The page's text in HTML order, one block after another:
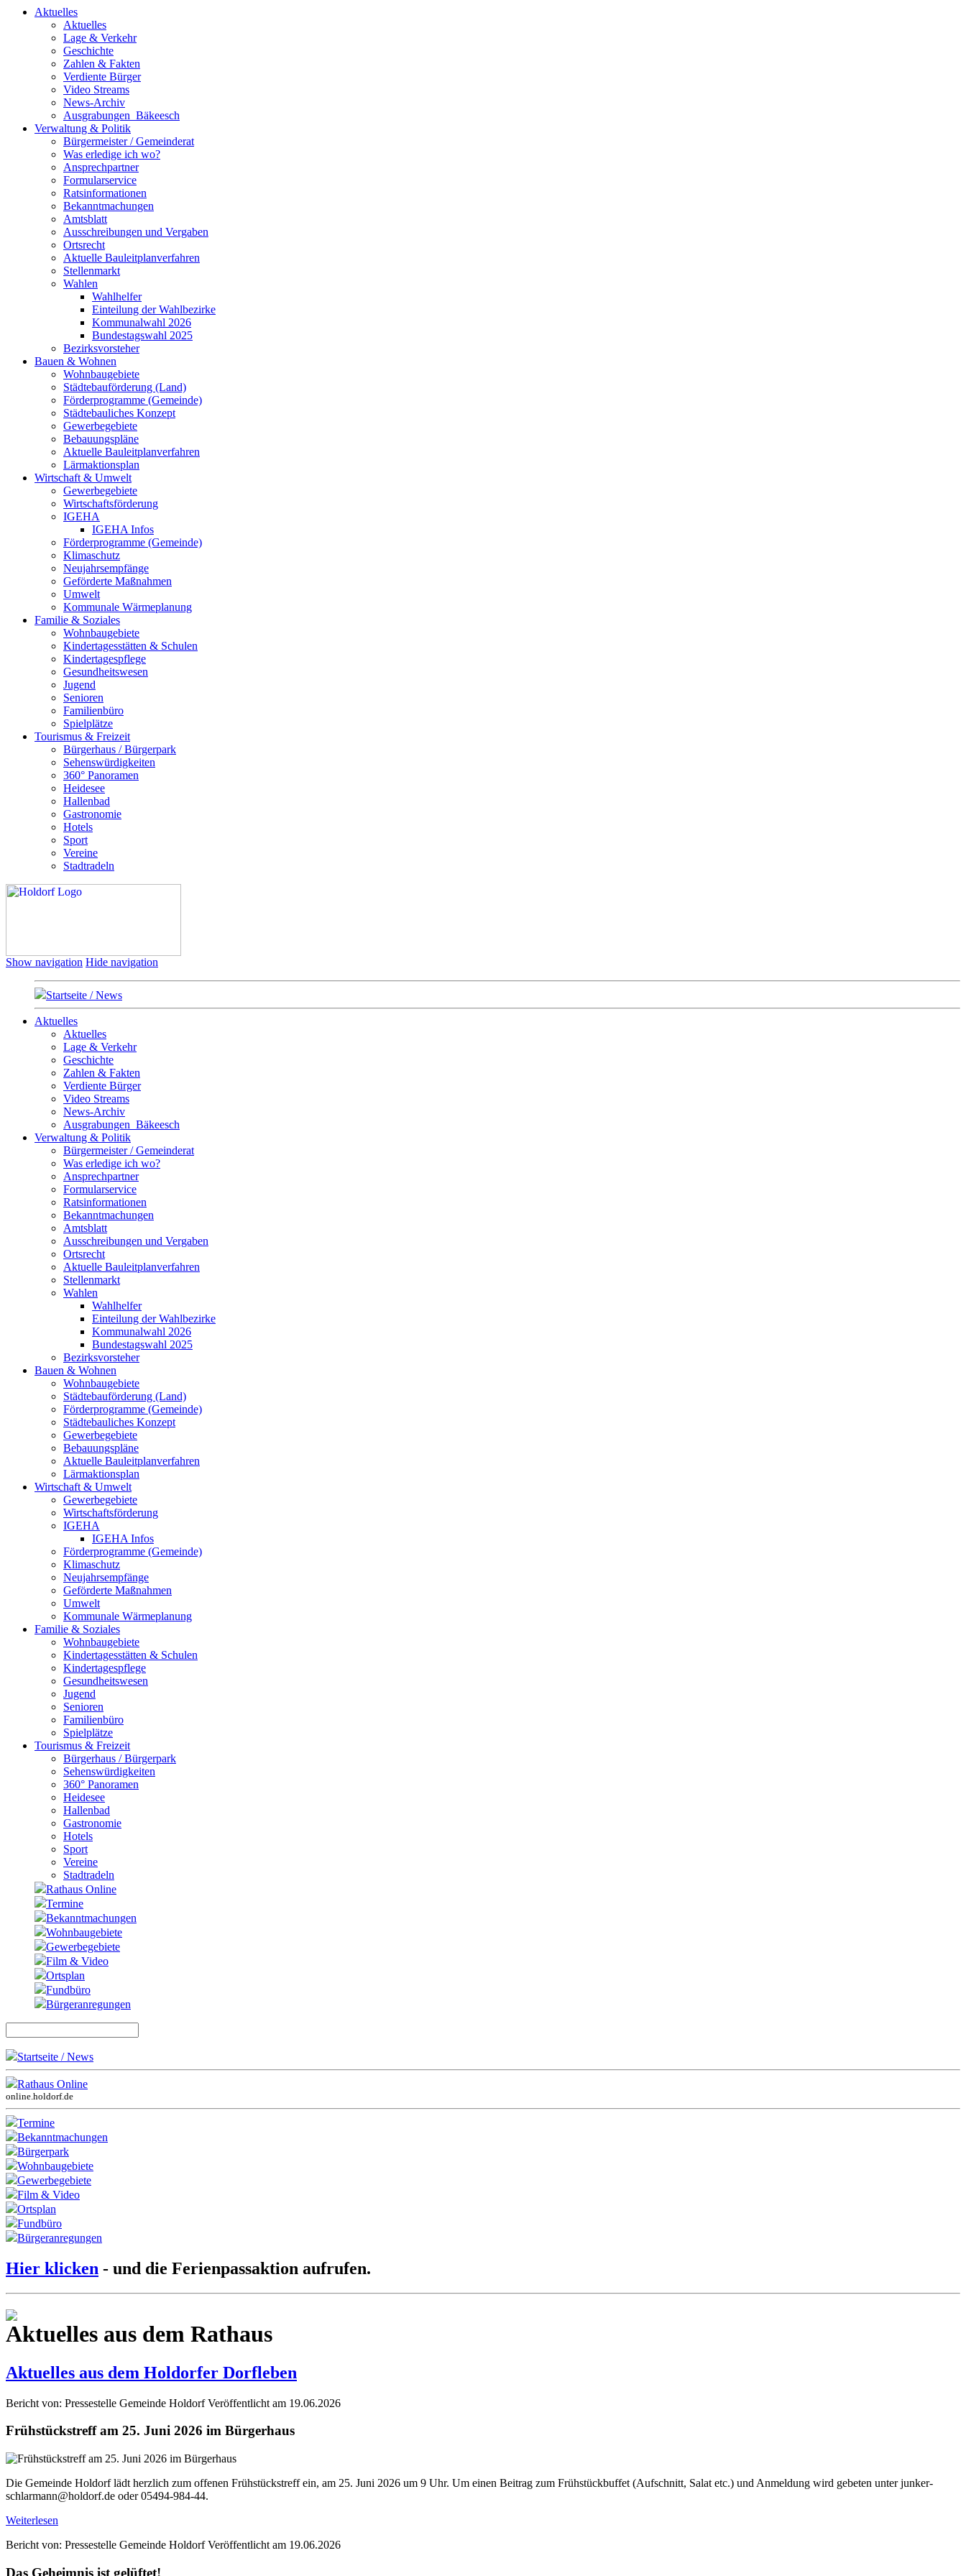
Aktuelles
Aktuelles
Lage & Verkehr
Geschichte
Zahlen & Fakten
Verdiente Bürger
Video Streams
News-Archiv
Ausgrabungen_Bäkeesch
Verwaltung & Politik
Bürgermeister / Gemeinderat
Was erledige ich wo?
Ansprechpartner
Formularservice
Ratsinformationen
Bekanntmachungen
Amtsblatt
Ausschreibungen und Vergaben
Ortsrecht
Aktuelle Bauleitplanverfahren
Stellenmarkt
Wahlen
Wahlhelfer
Einteilung der Wahlbezirke
Kommunalwahl 2026
Bundestagswahl 2025
Bezirksvorsteher
Bauen & Wohnen
Wohnbaugebiete
Städtebauförderung (Land)
Förderprogramme (Gemeinde)
Städtebauliches Konzept
Gewerbegebiete
Bebauungspläne
Aktuelle Bauleitplanverfahren
Lärmaktionsplan
Wirtschaft & Umwelt
Gewerbegebiete
Wirtschaftsförderung
IGEHA
IGEHA Infos
Förderprogramme (Gemeinde)
Klimaschutz
Neujahrsempfänge
Geförderte Maßnahmen
Umwelt
Kommunale Wärmeplanung
Familie & Soziales
Wohnbaugebiete
Kindertagesstätten & Schulen
Kindertagespflege
Gesundheitswesen
Jugend
Senioren
Familienbüro
Spielplätze
Tourismus & Freizeit
Bürgerhaus / Bürgerpark
Sehenswürdigkeiten
360° Panoramen
Heidesee
Hallenbad
Gastronomie
Hotels
Sport
Vereine
Stadtradeln
Show navigation Hide navigation
Startseite / News
Aktuelles
Aktuelles
Lage & Verkehr
Geschichte
Zahlen & Fakten
Verdiente Bürger
Video Streams
News-Archiv
Ausgrabungen_Bäkeesch
Verwaltung & Politik
Bürgermeister / Gemeinderat
Was erledige ich wo?
Ansprechpartner
Formularservice
Ratsinformationen
Bekanntmachungen
Amtsblatt
Ausschreibungen und Vergaben
Ortsrecht
Aktuelle Bauleitplanverfahren
Stellenmarkt
Wahlen
Wahlhelfer
Einteilung der Wahlbezirke
Kommunalwahl 2026
Bundestagswahl 2025
Bezirksvorsteher
Bauen & Wohnen
Wohnbaugebiete
Städtebauförderung (Land)
Förderprogramme (Gemeinde)
Städtebauliches Konzept
Gewerbegebiete
Bebauungspläne
Aktuelle Bauleitplanverfahren
Lärmaktionsplan
Wirtschaft & Umwelt
Gewerbegebiete
Wirtschaftsförderung
IGEHA
IGEHA Infos
Förderprogramme (Gemeinde)
Klimaschutz
Neujahrsempfänge
Geförderte Maßnahmen
Umwelt
Kommunale Wärmeplanung
Familie & Soziales
Wohnbaugebiete
Kindertagesstätten & Schulen
Kindertagespflege
Gesundheitswesen
Jugend
Senioren
Familienbüro
Spielplätze
Tourismus & Freizeit
Bürgerhaus / Bürgerpark
Sehenswürdigkeiten
360° Panoramen
Heidesee
Hallenbad
Gastronomie
Hotels
Sport
Vereine
Stadtradeln
Rathaus Online
Termine
Bekanntmachungen
Wohnbaugebiete
Gewerbegebiete
Film & Video
Ortsplan
Fundbüro
Bürgeranregungen
Startseite / News
Rathaus Online
online.holdorf.de
Termine
Bekanntmachungen
Bürgerpark
Wohnbaugebiete
Gewerbegebiete
Film & Video
Ortsplan
Fundbüro
Bürgeranregungen
Hier klicken - und die Ferienpassaktion aufrufen.
Aktuelles aus dem Rathaus
Aktuelles aus dem Holdorfer Dorfleben
Bericht von: Pressestelle Gemeinde Holdorf Veröffentlicht am 19.06.2026
Frühstückstreff am 25. Juni 2026 im Bürgerhaus
Die Gemeinde Holdorf lädt herzlich zum offenen Frühstückstreff ein, am 25. Juni 2026 um 9 Uhr. Um einen Beitrag zum Frühstückbuffet (Aufschnitt, Salat etc.) und Anmeldung wird gebeten unter junker-
schlarmann@holdorf.de oder 05494-984-44.
Weiterlesen
Bericht von: Pressestelle Gemeinde Holdorf Veröffentlicht am 19.06.2026
Das Geheimnis ist gelüftet!